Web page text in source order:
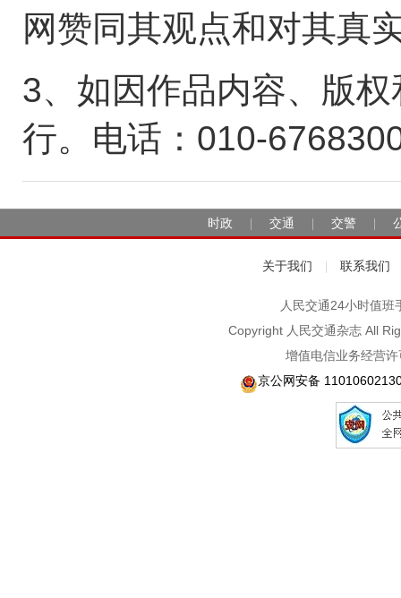
网赞同其观点和对其真
3、如因作品内容、版
行。电话：010-
时政 交通 交警
关于我们 联系我们
人民交通24小时值
Copyright 人民交通杂志 All
增值电信业务经营
京公网安备